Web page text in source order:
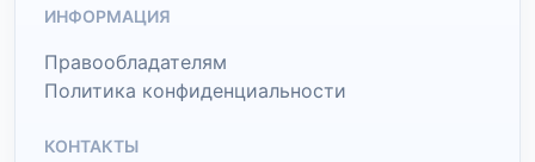
ИНФОРМАЦИЯ
Правообладателям
Политика конфиденциальности
КОНТАКТЫ